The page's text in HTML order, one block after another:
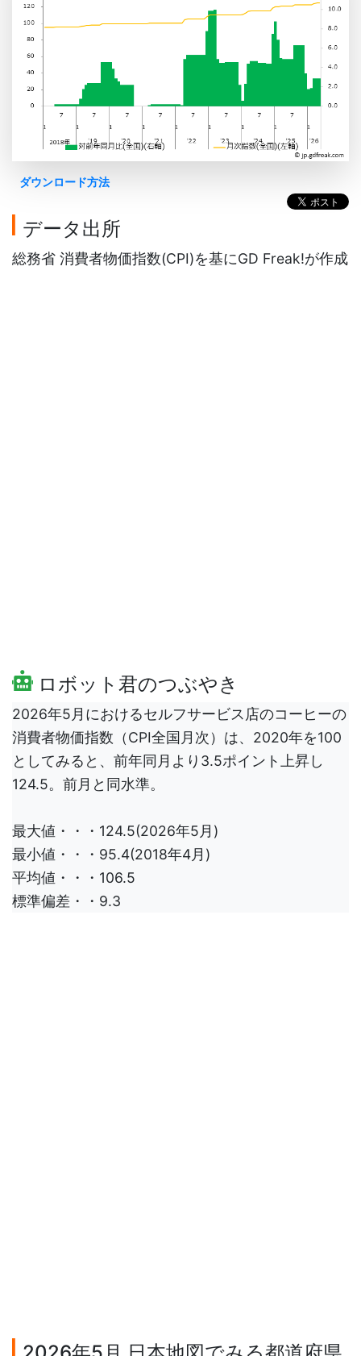
ダウンロード方法
データ出所
総務省 消費者物価指数(CPI)を基にGD Freak!が作成
ロボット君のつぶやき
2026年5月におけるセルフサービス店のコーヒーの
消費者物価指数（CPI全国月次）は、2020年を100
としてみると、前年同月より3.5ポイント上昇し
124.5。前月と同水準。
最大値・・・124.5(2026年5月)
最小値・・・95.4(2018年4月)
平均値・・・106.5
標準偏差・・9.3